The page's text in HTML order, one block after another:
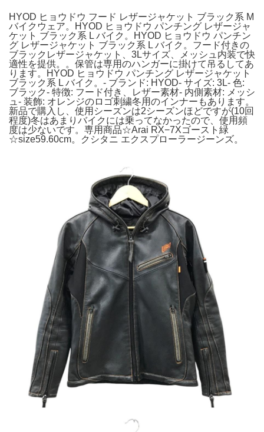
HYOD ヒョウドウ フード レザージャケット ブラック系 M
バイクウェア。HYOD ヒョウドウ パンチング レザージャ
ケット ブラック系 L バイク。HYOD ヒョウドウ パンチン
グ レザージャケット ブラック系 L バイク。フード付きの
ブラックレザージャケット、3Lサイズ、メッシュ内装で快
適性を提供。。保管は専用のハンガーに掛けて吊るしてあ
ります。HYOD ヒョウドウ パンチング レザージャケット
ブラック系 L バイク。- ブランド: HYOD- サイズ: 3L- 色:
ブラック- 特徴: フード付き、レザー素材- 内側素材: メッシ
ュ- 装飾: オレンジのロゴ刺繍冬用のインナーもあります。
新品で購入し、使用シーズンは2シーズンほどですが(10回
程度)冬はあまりバイクには乗ってなかったので、使用頻
度は少ないです。専用商品☆Arai RX−7Xゴースト緑
☆size59.60cm。クシタニ エクスプローラージーンズ。